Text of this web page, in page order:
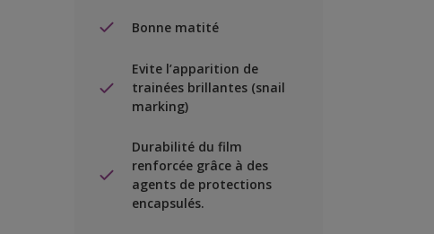
Bonne matité
Evite l’apparition de
trainées brillantes (snail
marking)
Durabilité du film
renforcée grâce à des
agents de protections
encapsulés.